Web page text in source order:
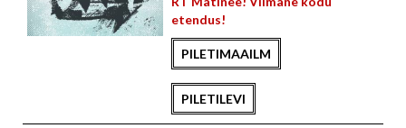
etendus!
PILETIMAAILM
PILETILEVI